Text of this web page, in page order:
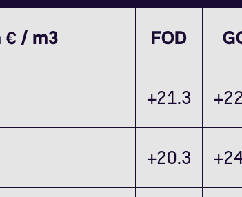
€ / m3 FOD
+21.3
+20.3